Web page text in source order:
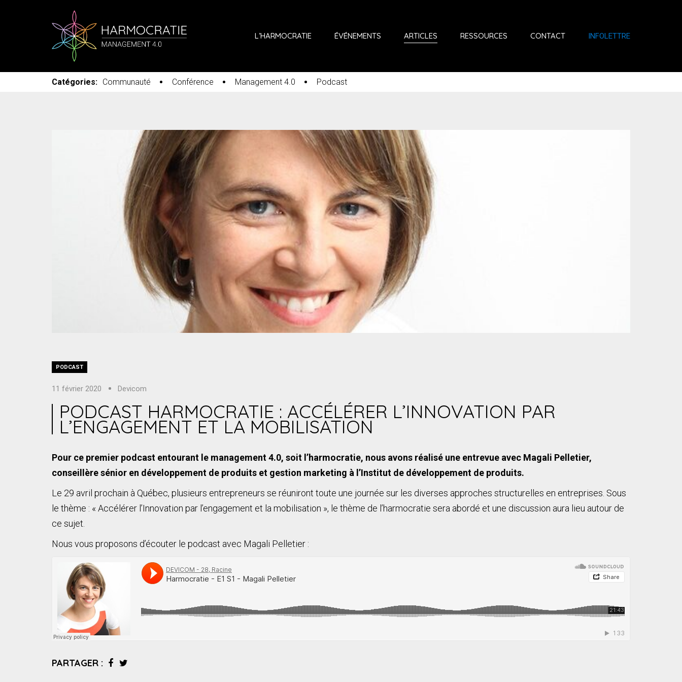
L’HARMOCRATIE ÉVÉNEMENTS ARTICLES RESSOURCES CONTACT INFOLETTRE
Catégories: Communauté Conférence Management 4.0 Podcast
PODCAST
11 février 2020 Devicom
PODCAST HARMOCRATIE : ACCÉLÉRER L’INNOVATION PAR
L’ENGAGEMENT ET LA MOBILISATION
Pour ce premier podcast entourant le management 4.0, soit l’harmocratie, nous avons réalisé une entrevue avec Magali Pelletier,
conseillère sénior en développement de produits et gestion marketing à l’Institut de développement de produits.
Le 29 avril prochain à Québec, plusieurs entrepreneurs se réuniront toute une journée sur les diverses approches structurelles en entreprises. Sous
le thème : « Accélérer l’Innovation par l’engagement et la mobilisation », le thème de l’harmocratie sera abordé et une discussion aura lieu autour de
ce sujet.
Nous vous proposons d’écouter le podcast avec Magali Pelletier :
PARTAGER :